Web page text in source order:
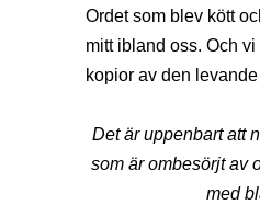
Ordet som blev kött
mitt ibland oss. Och
kopior av den levande
Det är uppenbart att
som är ombesörjt av
med